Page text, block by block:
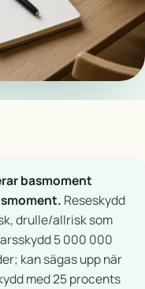
basmoment
Reseskydd
drulle/allrisk som
5 000 000
kan sägas upp när
med 25 procents